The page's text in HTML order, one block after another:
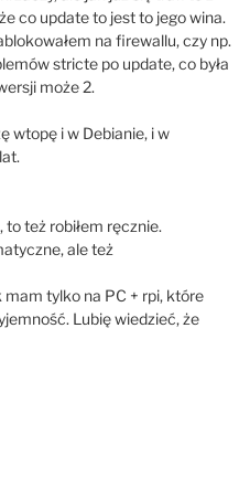
co update to jest to jego wina.
na firewallu, czy np.
stricte po update, co była
może 2.
wtopę i w Debianie, i w
to też robiłem ręcznie.
ale też
mam tylko na PC + rpi, które
Lubię wiedzieć, że